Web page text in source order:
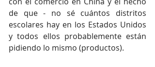
de que - no sé cuántos distritos
escolares hay en los Estados Unidos
y todos ellos probablemente están
pidiendo lo mismo (productos).